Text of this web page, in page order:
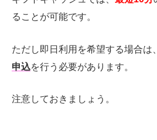
ることが可能です。
ただし即日利用を希望する場合は、
申込を行う必要があります。
注意しておきましょう。